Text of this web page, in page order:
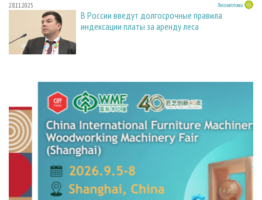
28.11.2025 Лесозаготовка
В России введут долгосрочные правила
индексации платы за аренду леса